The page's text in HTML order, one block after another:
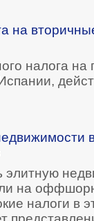
на
налога на
элитную
на
налоги в